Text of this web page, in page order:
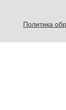
Политика